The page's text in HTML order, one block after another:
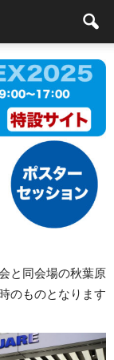
会と同会場の秋葉原
のものとなります